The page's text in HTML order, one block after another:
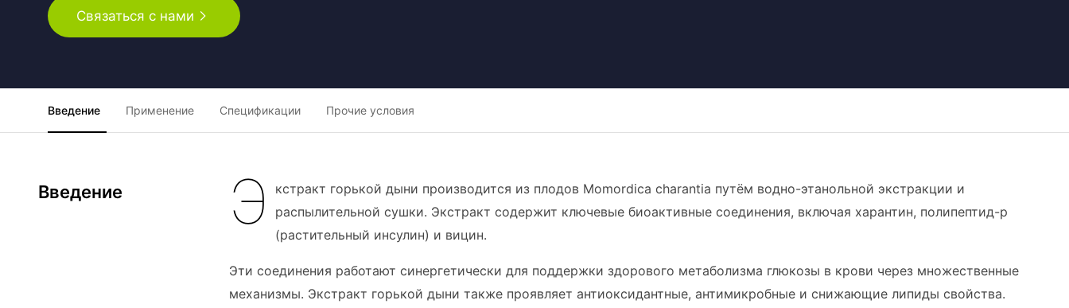
Связаться с нами
Введение Применение Спецификации Прочие условия
Введение Э
кстракт горькой дыни производится из плодов Momordica charantia путём водно-этанольной экстракции и
распылительной сушки. Экстракт содержит ключевые биоактивные соединения, включая харантин, полипептид-p
(растительный инсулин) и вицин.
Эти соединения работают синергетически для поддержки здорового метаболизма глюкозы в крови через множественные
механизмы. Экстракт горькой дыни также проявляет антиоксидантные, антимикробные и снижающие липиды свойства.